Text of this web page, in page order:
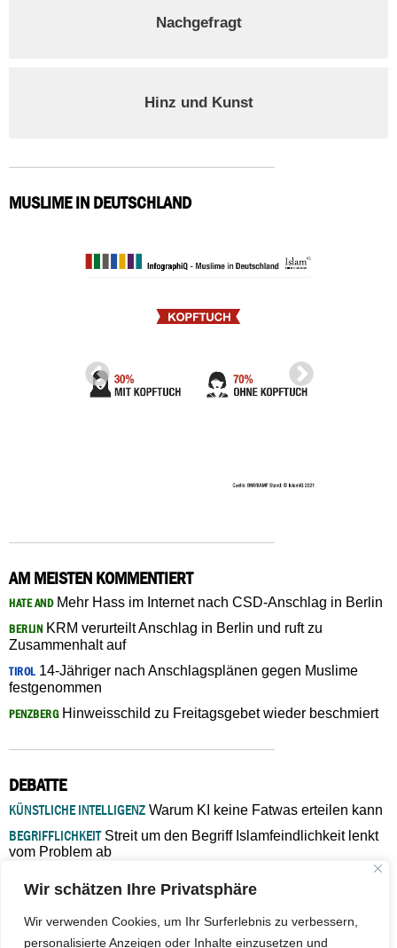
Wir schätzen Ihre Privatsphäre
Wir verwenden Cookies, um Ihr Surferlebnis zu verbessern,
personalisierte Anzeigen oder Inhalte einzusetzen und
Nachgefragt
Hinz und Kunst
MUSLIME IN DEUTSCHLAND
AM MEISTEN KOMMENTIERT
HATE ANDMehr Hass im Internet nach CSD-Anschlag in Berlin
BERLIN KRM verurteilt Anschlag in Berlin und ruft zu
Zusammenhalt auf
TIROL14-Jähriger nach Anschlagsplänen gegen Muslime
festgenommen
PENZBERGHinweisschild zu Freitagsgebet wieder beschmiert
DEBATTE
KÜNSTLICHE INTELLIGENZ Warum KI keine Fatwas erteilen kann
BEGRIFFLICHKEITStreit um den Begriff Islamfeindlichkeit lenkt
vom Problem ab
Verantwortung bleibt“
ISLAMISCHE FAKULTÄT IN MÜNSTEREine kritische Schwelle für
die deutsche Religionspolitik